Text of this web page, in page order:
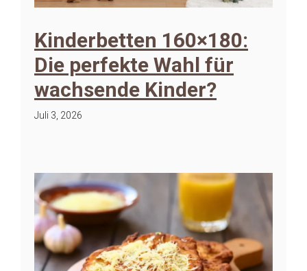
Kinderbetten 160×180:
Die perfekte Wahl für
wachsende Kinder?
Juli 3, 2026